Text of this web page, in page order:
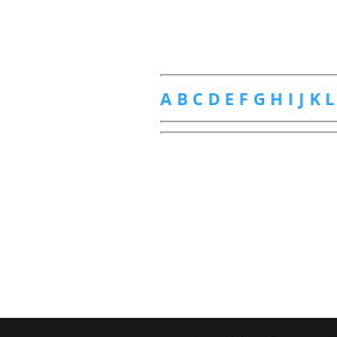
A BC D E FG H I J K L